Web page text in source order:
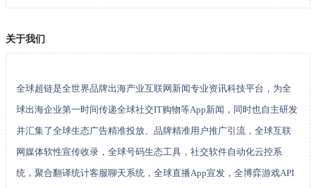
关于我们
全球超链是全世界品牌出海产业互联网新闻专业资讯科技平台，为全
球出海企业第一时间传递全球社交IT购物等App新闻，同时也自主研发
并汇集了全球生态广告精准投放、品牌精准用户推广引流，全球互联
网媒体软性宣传收录，全球号码生态工具，社交软件自动化云控系
统，聚合翻译统计客服聊天系统，全球直播App宣发，全博弈游戏API